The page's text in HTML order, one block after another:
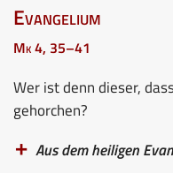
Evangelium
Mk 4, 35–41
Wer ist denn dieser,
gehorchen?
Aus dem heiligen